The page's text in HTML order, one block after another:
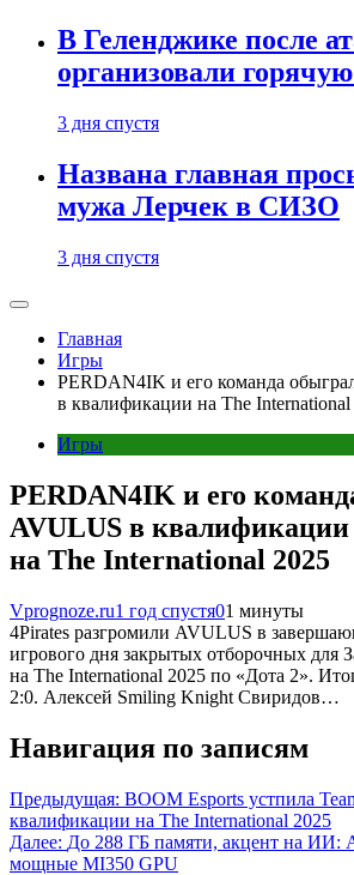
В Геленджике после
организовали
3 дня спустя
Названа главная
мужа Лерчек в СИЗО
3 дня спустя
Главная
Игры
PERDAN4IK и его команда
в квалификации на The International
Игры
PERDAN4IK и его
AVULUS в квалификации
на The International 2025
Vprognoze.ru1 год спустя01 минуты
4Pirates разгромили AVULUS в
игрового дня закрытых отборочных для
на The International 2025 по «Дота 2».
2:0. Алексей Smiling Knight Свиридов…
Навигация по записям
Предыдущая: BOOM Esports устпила
квалификации на The International 2025
Далее: До 288 ГБ памяти, акцент на ИИ:
мощные MI350 GPU